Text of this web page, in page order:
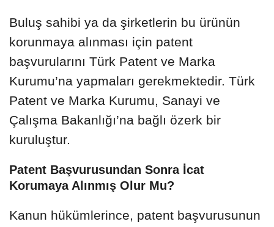
Buluş sahibi ya da şirketlerin bu ürünün
korunmaya alınması için patent
başvurularını Türk Patent ve Marka
Kurumu’na yapmaları gerekmektedir. Türk
Patent ve Marka Kurumu, Sanayi ve
Çalışma Bakanlığı’na bağlı özerk bir
kuruluştur.
Patent Başvurusundan Sonra İcat
Korumaya Alınmış Olur Mu?
Kanun hükümlerince, patent başvurusunun